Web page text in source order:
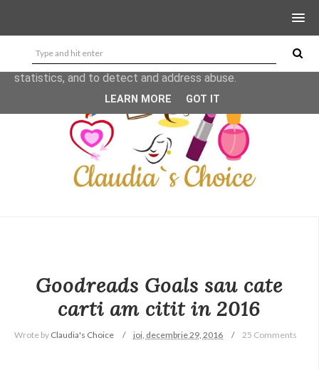
Goodreads Goals sau cate
carti am citit in 2016
Wrote by Claudia's Choice joi, decembrie 29, 2016 25 Comments
This site uses cookies from Google to deliver its services
and to analyze traffic. Your IP address and user-agent are
shared with Google along with performance and security
metrics to ensure quality of service, generate usage
statistics, and to detect and address abuse.
LEARN MORE GOT IT